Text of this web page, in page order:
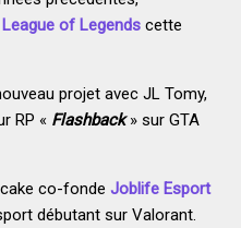
League of Legendscette
projet avec JL Tomy,
RP « Flashback» sur GTA
co-fonde Joblife Esport
débutant sur Valorant.